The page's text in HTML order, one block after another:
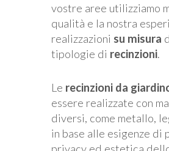
vostre aree utilizziamo
qualità e la nostra
realizzazioni su misura
tipologie di recinzioni.
Le recinzioni da
essere realizzate con
diversi, come metallo,
in base alle esigenze di